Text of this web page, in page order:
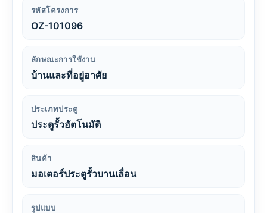
รหัสโครงการ
OZ-101096
ลักษณะการใช้งาน
บ้านและที่อยู่อาศัย
ประเภทประตู
ประตูรั้วอัตโนมัติ
สินค้า
มอเตอร์ประตูรั้วบานเลื่อน
รูปแบบ